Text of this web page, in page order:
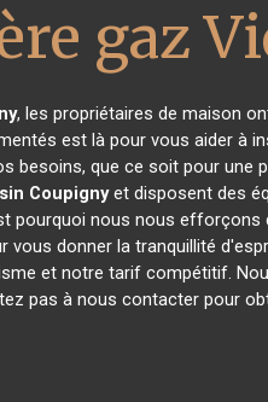
gaz
, les propriétaires de maison
est là pour vous aider à
besoins, que ce soit pour
Coupignyet disposent des
pourquoi nous nous
vous donner la tranquillité
et notre tarif compétitif.
pas à nous contacter pour